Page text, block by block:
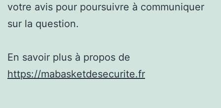
votre avis pour poursuivre à communiquer
sur la question.
En savoir plus à propos de
https://mabasketdesecurite.fr